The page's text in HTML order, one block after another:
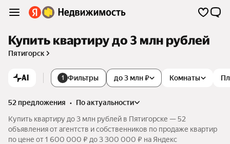
Купить квартиру до 3 млн рублей
Пятигорск
AI 1 Фильтры Комнаты
до 3 млн ₽
52 предложения •
по актуальности
Купить квартиру до 3 млн рублей в Пятигорске — 52
объявления от агентств и собственников по продаже квартир
по цене от 1 600 000 ₽ до 3 300 000 ₽ на Яндекс